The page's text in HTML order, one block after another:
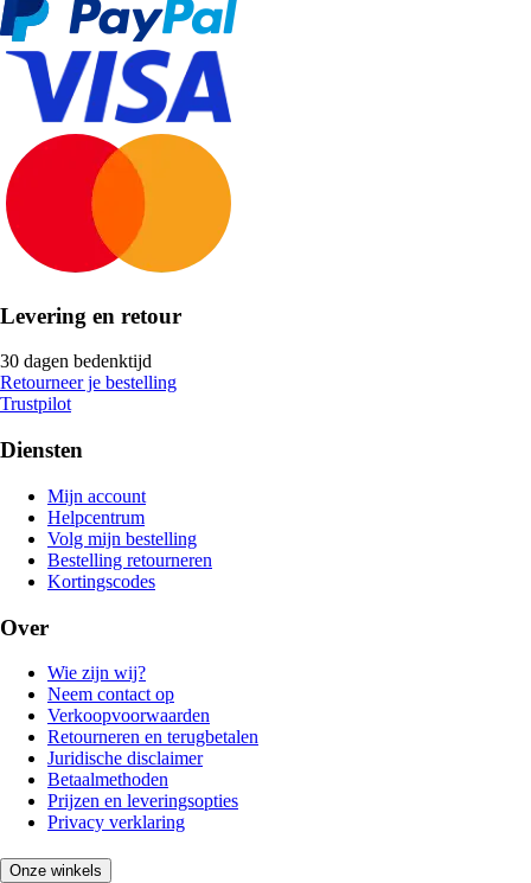
Levering en retour
30 dagen bedenktijd
Retourneer je bestelling
Trustpilot
Diensten
Mijn account
Helpcentrum
Volg mijn bestelling
Bestelling retourneren
Kortingscodes
Over
Wie zijn wij?
Neem contact op
Verkoopvoorwaarden
Retourneren en terugbetalen
Juridische disclaimer
Betaalmethoden
Prijzen en leveringsopties
Privacy verklaring
Onze winkels